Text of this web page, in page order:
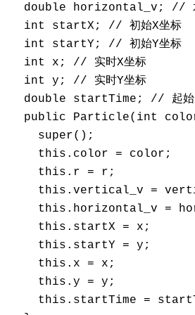
double horizontal_v; //
  int startX; // 初始X坐标
  int startY; // 初始Y坐标
  int x; // 实时X坐标
  int y; // 实时Y坐标
double startTime; // 起始
public Particle(int
    super();
    this.color = color;
    this.r = r;
this.vertical_v =
this.horizontal_v =
    this.startX = x;
    this.startY = y;
    this.x = x;
    this.y = y;
this.startTime =